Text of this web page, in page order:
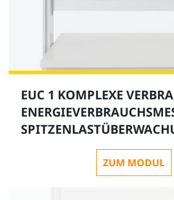
EUC 1 KOMPLEXE
ZUM MODUL